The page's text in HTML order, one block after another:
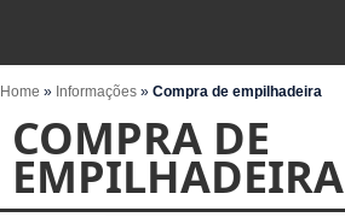
Home » Informações » Compra de empilhadeira
COMPRA DE
EMPILHADEIRA